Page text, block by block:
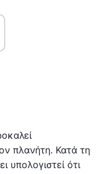
πλανήτη. Κατά τη
υπολογιστεί ότι